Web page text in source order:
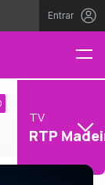
Entrar
TV
RTP